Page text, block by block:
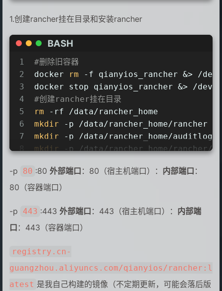
1.创建rancher挂在目录和安装rancher
BASH
1
2
3
4
5
6
7
8
10
11
13
14
16
18
19
#删除旧容器
docker
rm -f qianyios_rancher &> /
docker stop qianyios_rancher &> /
#创建rancher挂在目录
rm -rf /data/rancher_home
mkdir -p /data/rancher_home/rancher
mkdir -p /data/rancher_home/auditlog
mkdir -p /data/rancher_home/rancher/
mv k3s-airgap-images.tar /data/
  -p 80:80 -p 443:443 \
  -e TZ=Asia/Shanghai \
-v /data/rancher_home/rancher:/var/
--name qianyios_rancher
docker logs -f qianyios_rancher
-p 80 :80 外部端口 ：80（宿主机端口）： 内部端口 ：
80（容器端口）
-p 443 :443 外部端口 ：443（宿主机端口）： 内部端
口 ：443（容器端口）
registry.cn-
guangzhou.aliyuncs.com/qianyios/rancher:l
atest 是我自己构建的镜像（不定期更新，可能会落后版